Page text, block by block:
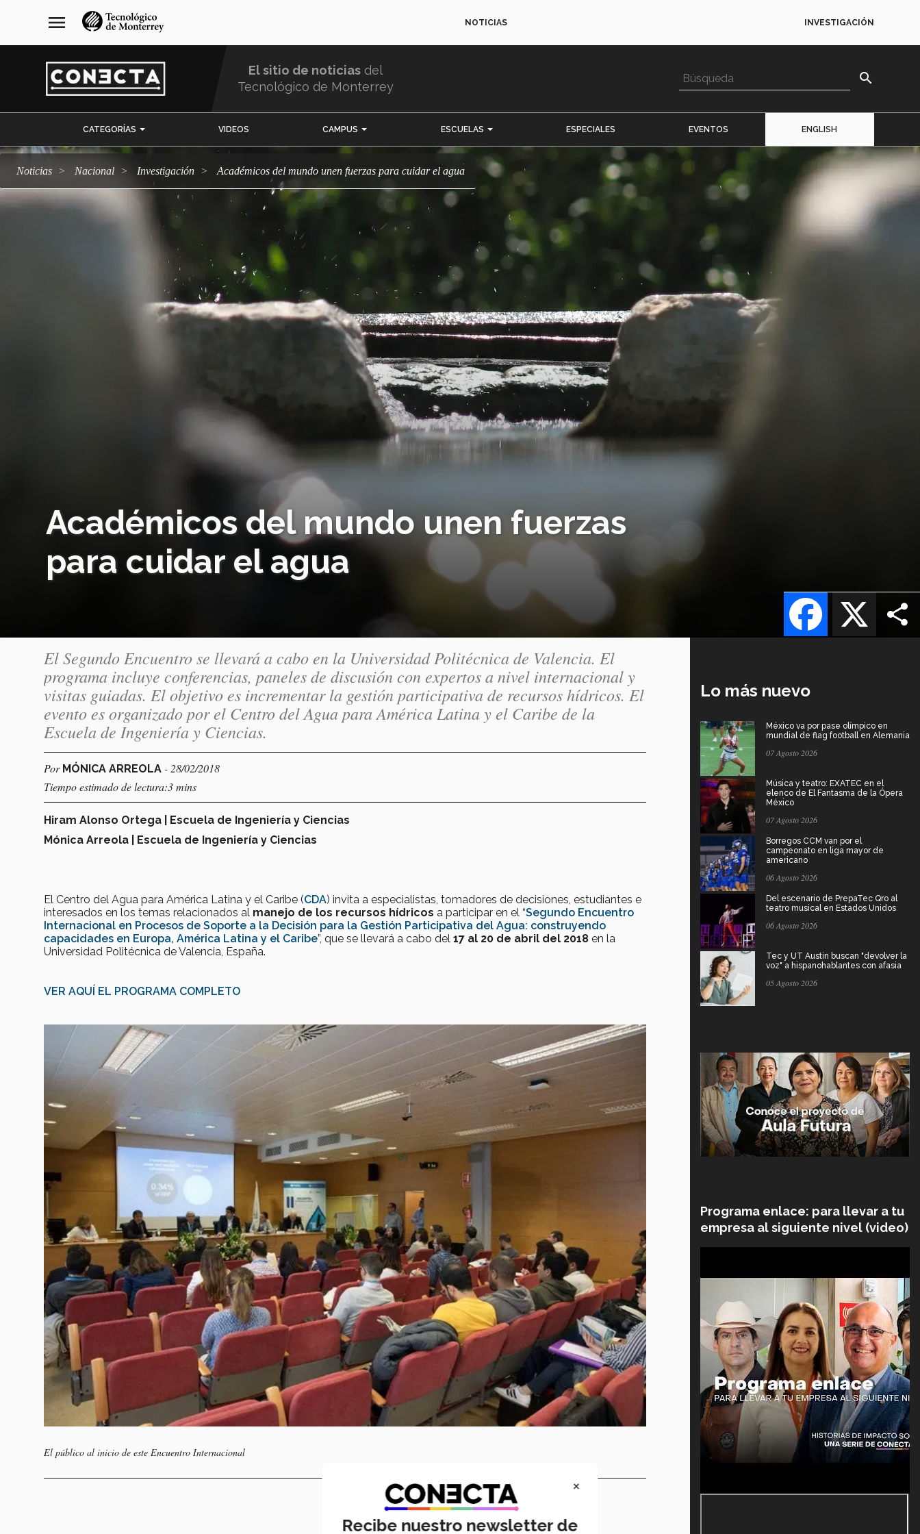
navegación
principal
menu NOTICIAS INVESTIGACIÓN
El sitio de noticias del
Tecnológico de Monterrey
search
CATEGORÍAS VIDEOS CAMPUS ESCUELAS ESPECIALES EVENTOS ENGLISH
Noticias Nacional Investigación Académicos del mundo unen fuerzas para cuidar el agua
Académicos del mundo unen fuerzas
para cuidar el agua
X
Facebook
El Segundo Encuentro se llevará a cabo en la Universidad Politécnica de Valencia. El
programa incluye conferencias, paneles de discusión con expertos a nivel internacional y
visitas guiadas. El objetivo es incrementar la gestión participativa de recursos hídricos. El
evento es organizado por el Centro del Agua para América Latina y el Caribe de la
Escuela de Ingeniería y Ciencias.
Por MÓNICA ARREOLA - 28/02/2018
Tiempo estimado de lectura:3 mins
Hiram Alonso Ortega | Escuela de Ingeniería y Ciencias
Mónica Arreola | Escuela de Ingeniería y Ciencias
El Centro del Agua para América Latina y el Caribe (CDA) invita a especialistas, tomadores de decisiones, estudiantes e
interesados en los temas relacionados al manejo de los recursos hídricos a participar en el “Segundo Encuentro
Internacional en Procesos de Soporte a la Decisión para la Gestión Participativa del Agua: construyendo
capacidades en Europa, América Latina y el Caribe”, que se llevará a cabo del 17 al 20 de abril del 2018 en la
Universidad Politécnica de Valencia, España.
VER AQUÍ EL PROGRAMA COMPLETO
El público al inicio de este Encuentro Internacional
Lo más nuevo
México va por pase olímpico en
mundial de flag football en Alemania
07 Agosto 2026
Música y teatro: EXATEC en el
elenco de El Fantasma de la Ópera
México
07 Agosto 2026
Borregos CCM van por el
campeonato en liga mayor de
americano
06 Agosto 2026
Del escenario de PrepaTec Qro al
teatro musical en Estados Unidos
06 Agosto 2026
Tec y UT Austin buscan "devolver la
voz" a hispanohablantes con afasia
05 Agosto 2026
Programa enlace: para llevar a tu
empresa al siguiente nivel (video)
×
Recibe nuestro newsletter de